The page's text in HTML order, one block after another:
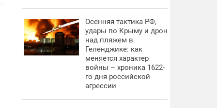
Осенняя тактика РФ,
удары по Крыму и дрон
над пляжем в
Геленджике: как
меняется характер
войны – хроника 1622-
го дня российской
агрессии